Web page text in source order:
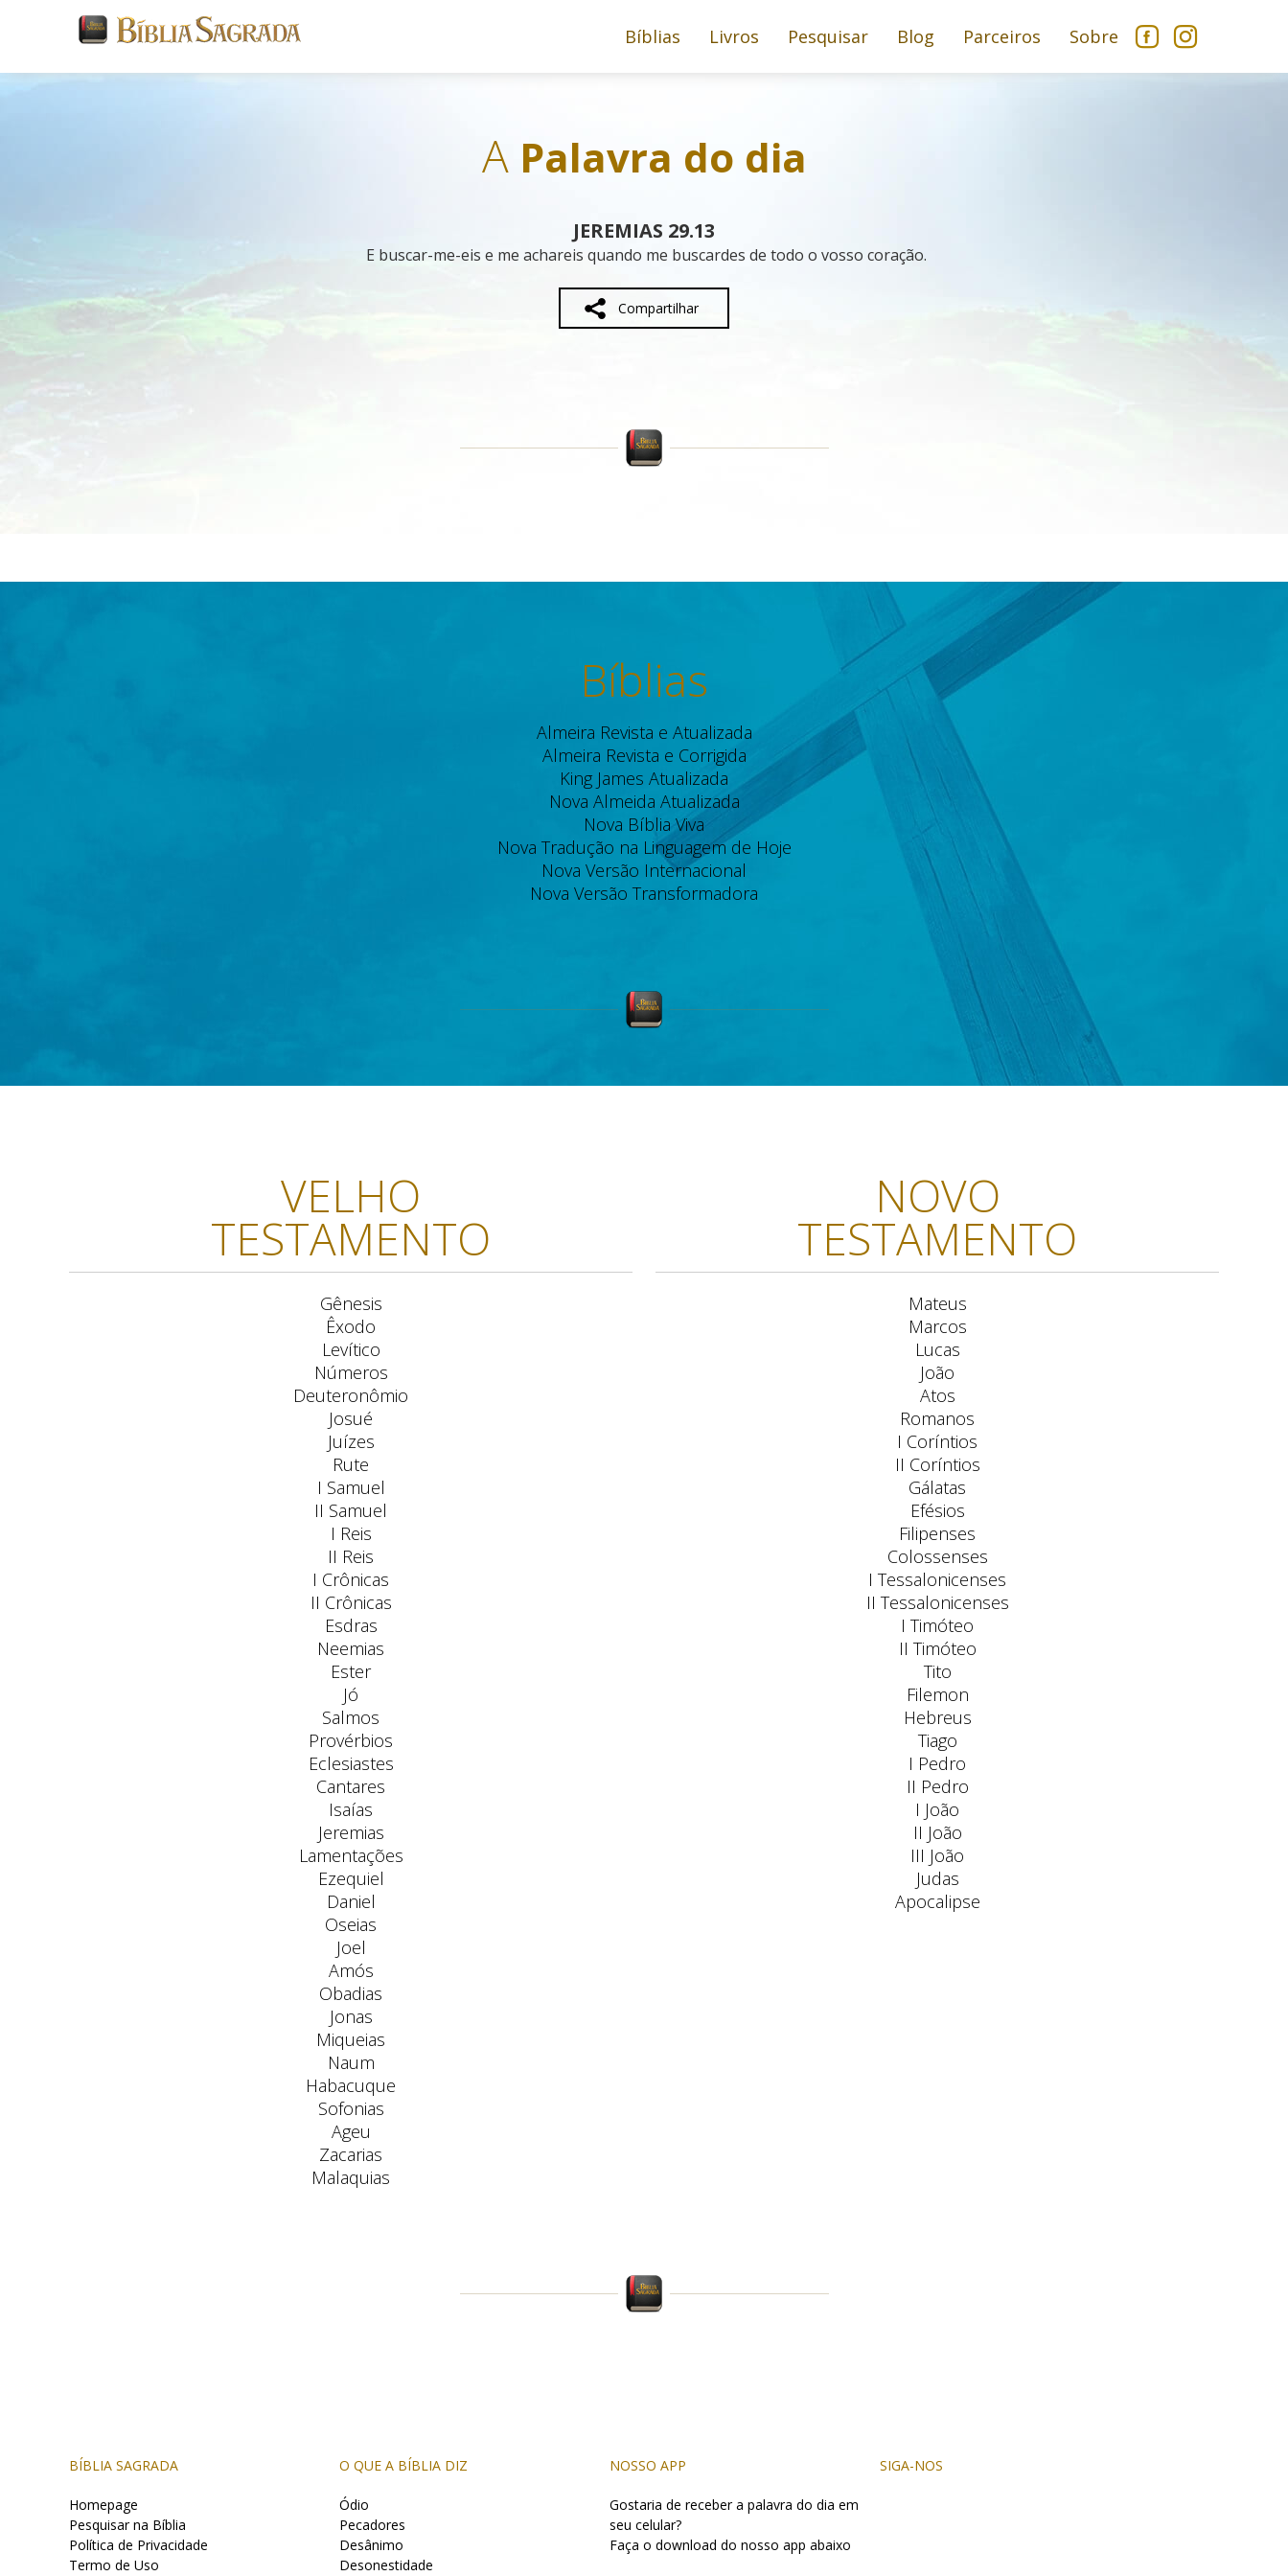
Bíblias Livros Pesquisar Blog Parceiros Sobre
APalavra do dia
JEREMIAS 29.13
E buscar-me-eis e me achareis quando me buscardes de todo o vosso coração.
Compartilhar
Bíblias
Almeira Revista e Atualizada
Almeira Revista e Corrigida
King James Atualizada
Nova Almeida Atualizada
Nova Bíblia Viva
Nova Tradução na Linguagem de Hoje
Nova Versão Internacional
Nova Versão Transformadora
VELHO
TESTAMENTO
Gênesis
Êxodo
Levítico
Números
Deuteronômio
Josué
Juízes
Rute
I Samuel
II Samuel
I Reis
II Reis
I Crônicas
II Crônicas
Esdras
Neemias
Ester
Jó
Salmos
Provérbios
Eclesiastes
Cantares
Isaías
Jeremias
Lamentações
Ezequiel
Daniel
Oseias
Joel
Amós
Obadias
Jonas
Miqueias
Naum
Habacuque
Sofonias
Ageu
Zacarias
Malaquias
NOVO
TESTAMENTO
Mateus
Marcos
Lucas
João
Atos
Romanos
I Coríntios
II Coríntios
Gálatas
Efésios
Filipenses
Colossenses
I Tessalonicenses
II Tessalonicenses
I Timóteo
II Timóteo
Tito
Filemon
Hebreus
Tiago
I Pedro
II Pedro
I João
II João
III João
Judas
Apocalipse
BÍBLIA SAGRADA
Homepage
Pesquisar na Bíblia
Política de Privacidade
Termo de Uso
O QUE A BÍBLIA DIZ
Ódio
Pecadores
Desânimo
Desonestidade
NOSSO APP
Gostaria de receber a palavra do dia em
seu celular?
Faça o download do nosso app abaixo
SIGA-NOS